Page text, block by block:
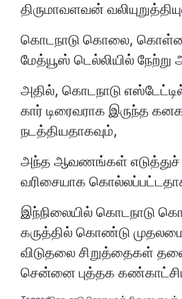
திருமாவளவன்
கொடநாடு கொலை, கொள்ளை
மேத்யூஸ் டெல்லியில்
அதில், கொடநாடு
கார் டிரைவராக இருந்த
நடத்தியதாகவும்,
அந்த ஆவணங்கள் எடுத்துச்
வரிசையாக
இந்நிலையில் கொடநாடு
கருத்தில் கொண்டு
விடுதலை சிறுத்தைகள்
சென்னை புத்தக